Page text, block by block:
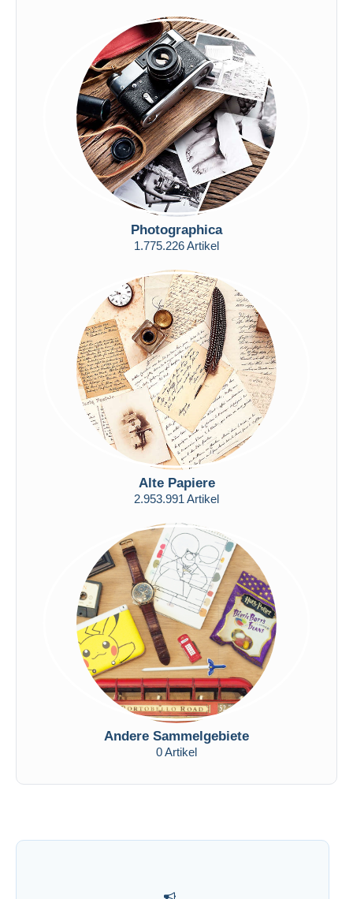
Photographica
1.775.226 Artikel
Alte Papiere
2.953.991 Artikel
Andere Sammelgebiete
0 Artikel